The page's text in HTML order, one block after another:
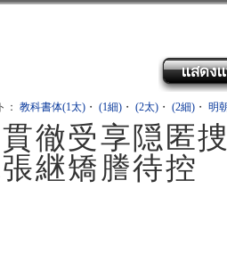
： 教科書体(1太) ・ (1細) ・ (2太) ・ (2細) ・ 明
徹受享隠匿
継矯謄待控